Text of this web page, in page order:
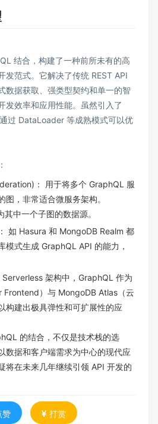
结合，构建了一种前所未有的高
发范式。它解决了传统 REST API
数据获取、强类型契约和单一的智
发效率和应用性能。虽然引入了
过 DataLoader 等成熟模式可以优
： 用于将多个 GraphQL 服
图，非常适合微服务架构。
中一个子图的数据源。
如 Hasura 和 MongoDB Realm 都
模式生成 GraphQL API 的能力，
架构中，GraphQL 作为
Frontend）与 MongoDB Atlas（云
构建出极具弹性和可扩展性的应
的结合，不仅是技术栈的选
数据和客户端需求为中心的现代应
将在未来几年继续引领 API 开发的
赞 打赏